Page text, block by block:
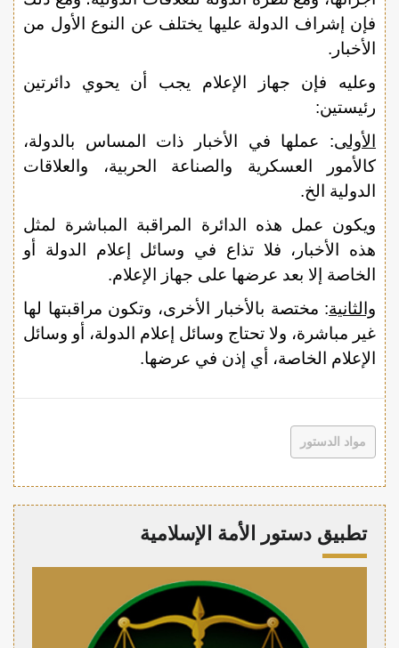
فإن إشراف الدولة عليها يختلف عن النوع الأول من
الأخبار.
وعليه فإن جهاز الإعلام يجب أن يحوي دائرتين
رئيستين:
الأولى: عملها في الأخبار ذات المساس بالدولة،
كالأمور العسكرية والصناعة الحربية، والعلاقات
الدولية الخ.
ويكون عمل هذه الدائرة المراقبة المباشرة لمثل
هذه الأخبار، فلا تذاع في وسائل إعلام الدولة أو
الخاصة إلا بعد عرضها على جهاز الإعلام.
والثانية: مختصة بالأخبار الأخرى، وتكون مراقبتها لها
غير مباشرة، ولا تحتاج وسائل إعلام الدولة، أو وسائل
الإعلام الخاصة، أي إذن في عرضها.
مواد الدستور
تطبيق دستور الأمة الإسلامية